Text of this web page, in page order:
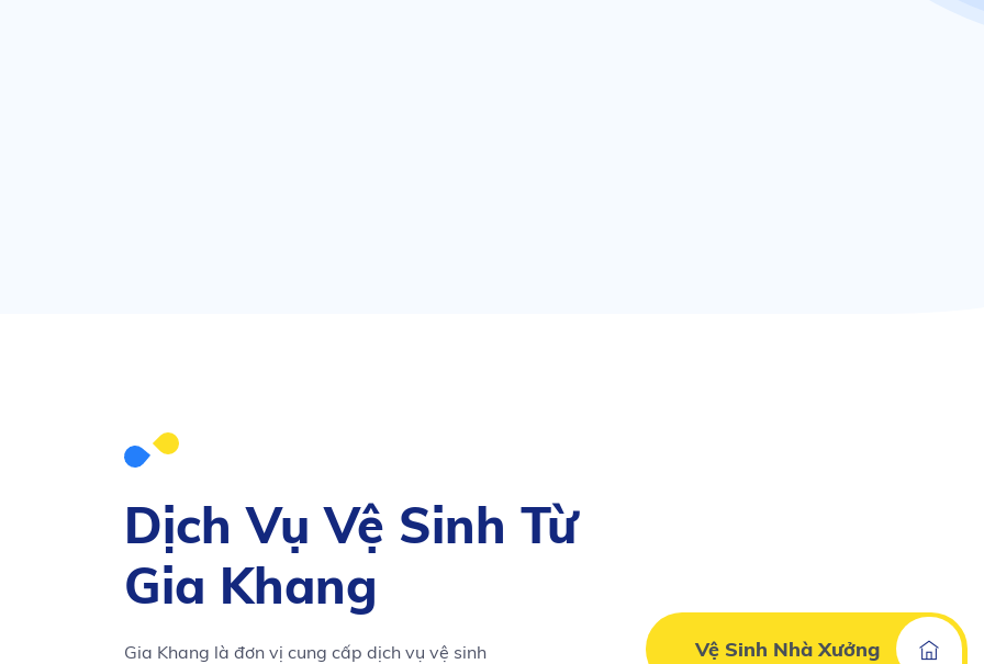
Dịch Vụ Vệ Sinh Từ
Gia Khang
Gia Khang là đơn vị cung cấp dịch vụ vệ sinh
Vệ Sinh Nhà Xưởng